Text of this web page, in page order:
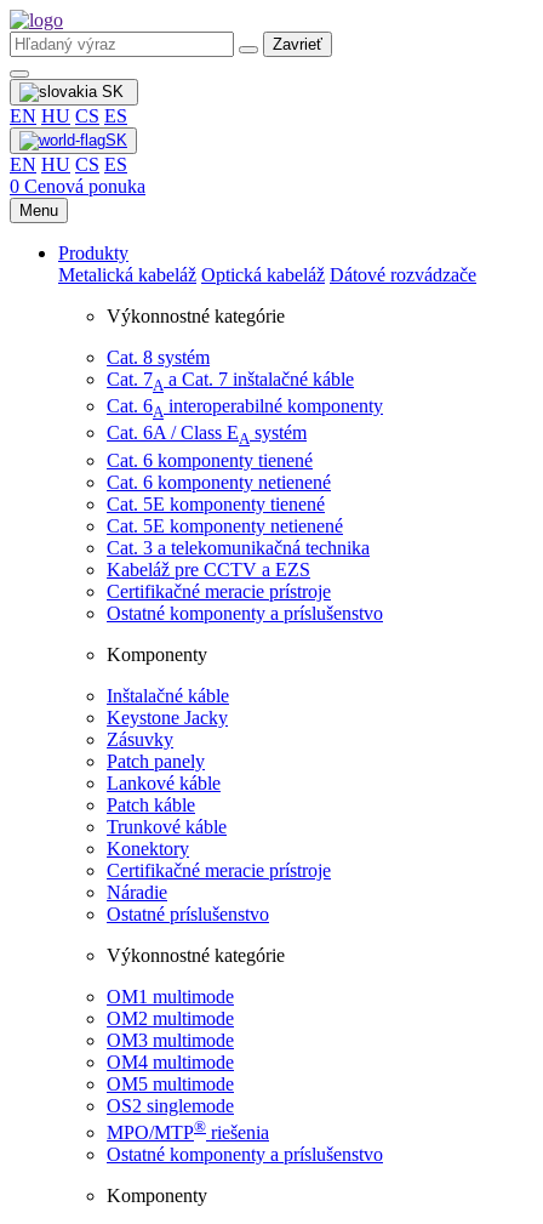
Zavrieť
SK
EN HU CS ES
SK
EN HU CS ES
0 Cenová ponuka
Menu
Produkty
Metalická kabeláž Optická kabeláž Dátové rozvádzače
Výkonnostné kategórie
Cat. 8 systém
Cat. 7A ​ a Cat. 7 inštalačné káble
Cat. 6A interoperabilné komponenty
Cat. 6A / Class EA systém
Cat. 6 komponenty tienené
Cat. 6 komponenty netienené
Cat. 5E komponenty tienené
Cat. 5E komponenty netienené
Cat. 3 a telekomunikačná technika
Kabeláž pre CCTV a EZS
Certifikačné meracie prístroje
Ostatné komponenty a príslušenstvo
Komponenty
Inštalačné káble
Keystone Jacky
Zásuvky
Patch panely
Lankové káble
Patch káble
Trunkové káble
Konektory
Certifikačné meracie prístroje
Náradie
Ostatné príslušenstvo
Výkonnostné kategórie
OM1 multimode
OM2 multimode
OM3 multimode
OM4 multimode
OM5 multimode
OS2 singlemode
MPO/MTP® ​ riešenia
Ostatné komponenty a príslušenstvo
Komponenty